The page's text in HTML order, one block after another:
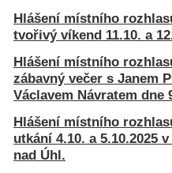
Hlášení místního
tvořivý víkend 11.10. a
Hlášení místního
zábavný večer s Janem
Václavem Návratem dne
Hlášení místního
utkání 4.10. a 5.10.2025
nad Úhl.